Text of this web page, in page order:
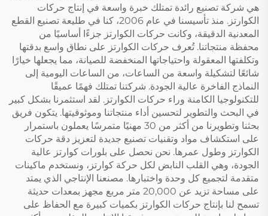
هي شركة تصنيع رائدة تمتلك خبرة واسعة في إنتاج حركات
الكوارتز. منذ تأسيسنا في عام 2006، كنا في طليعة تصنيع القطع
المعدنية الدقيقة، وكانت حركات الكوارتز جزءًا أساسيًا من
محفظة منتجاتنا. تُعرف حركات الكوارتز على نطاق واسع بدقتها
وتكلفتها المعقولة واحتياجاتها المنخفضة للصيانة، مما يجعلها خيارًا
شائعًا لتشكيلة واسعة من الساعات، من الساعات اليومية إلى
النماذج الفاخرة عالية الجودة. شركتنا تمتلك فهمًا عميقًا
للتكنولوجيا الكامنة وراء حركات الكوارتز. لقد استثمرنا بشكل كبير
في البحث والتطوير لتحسين أداء منتجاتنا وموثوقيتها. يتكون فريق
بحثنا وتطويرنا من أكثر من 30 مهنيًا متمرسًا يعملون باستمرار
على استكشاف مواد وتقنيات تصنيع جديدة لتعزيز دقة حركات
الكوارتز وطول عمرها. نحن نحصل على بلورات كوارتز عالية
الجودة، وهي القلب النابض لكل حركة كوارتز، ونستخدم ماكينات
متقدمة لتجميع كل وحدة واختبارها. مصنعنا الإنتاجي الذي يمتد
على مساحة تزيد عن 20,000 متر مربع مجهز بمعدات حديثة
تسمح لنا بإنتاج حركات الكوارتز بكميات كبيرة مع الحفاظ على